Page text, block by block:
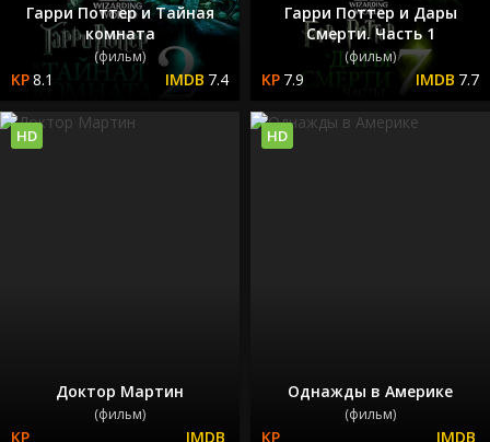
Гарри Поттер и Тайная
комната
(фильм)
8.1 7.4
Гарри Поттер и Дары
Смерти. Часть 1
(фильм)
7.9 7.7
Доктор Мартин
(фильм)
HD
Однажды в Америке
(фильм)
HD